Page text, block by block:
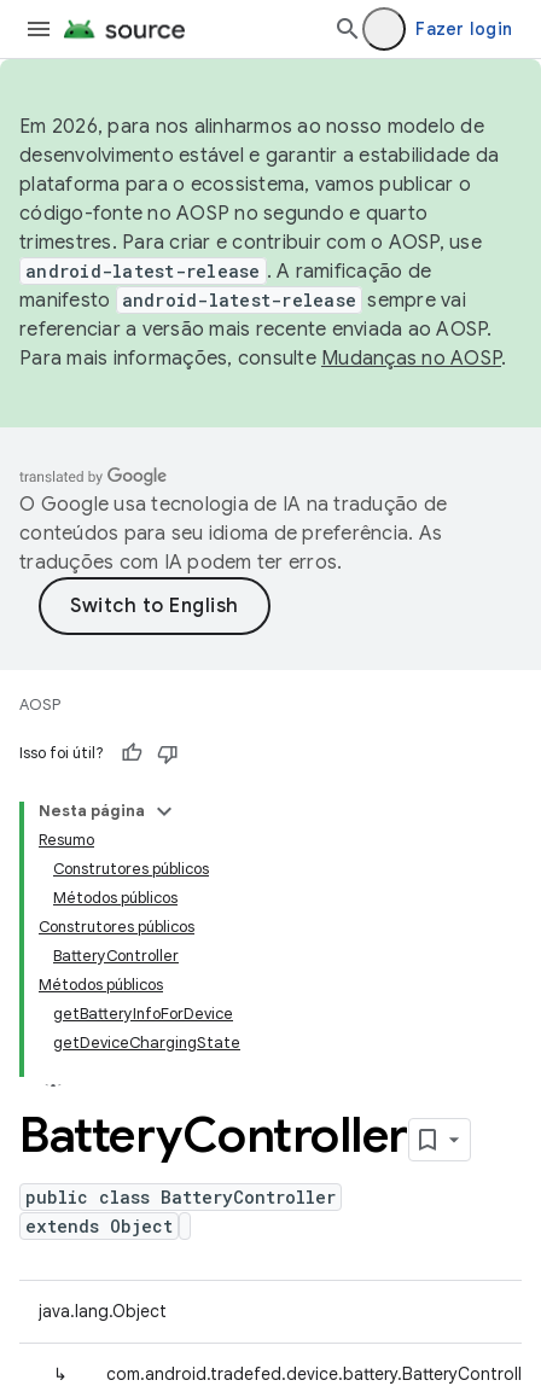
Fazer login
Em 2026, para nos alinharmos ao nosso modelo de
desenvolvimento estável e garantir a estabilidade da
plataforma para o ecossistema, vamos publicar o
código-fonte no AOSP no segundo e quarto
trimestres. Para criar e contribuir com o AOSP, use
android-latest-release . A ramificação de
manifesto
android-latest-release sempre vai
referenciar a versão mais recente enviada ao AOSP.
Para mais informações, consulte Mudanças no AOSP.
O Google usa tecnologia de IA na tradução de
conteúdos para seu idioma de preferência. As
traduções com IA podem ter erros.
AOSP
Isso foi útil?
Nesta página
Resumo
Construtores públicos
Métodos públicos
Construtores públicos
BatteryController
Métodos públicos
getBatteryInfoForDevice
getDeviceChargingState
BatteryController
public class BatteryController
extends Object
java.lang.Object
↳ com.android.tradefed.device.battery.BatteryController